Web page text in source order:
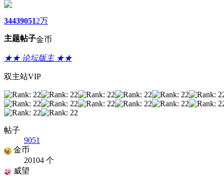
3443
主题
9051
帖子
2万
金币
★★ 论坛版主 ★★
双主站VIP
帖子
9051
金币
20104 个
威望